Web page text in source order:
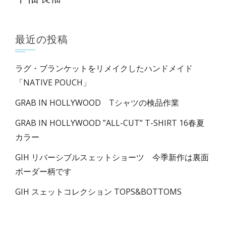
最近の投稿
ラグ・ブランケットをリメイクしたハンドメイド
「NATIVE POUCH」
GRAB IN HOLLYWOOD Tシャツの検品作業
GRAB IN HOLLYWOOD ”ALL-CUT” T-SHIRT 16春夏
カラー
GIH リバーシブルスェットショーツ 今季新作は裏面
ボーダー柄です
GIH スェットコレクション TOPS&BOTTOMS